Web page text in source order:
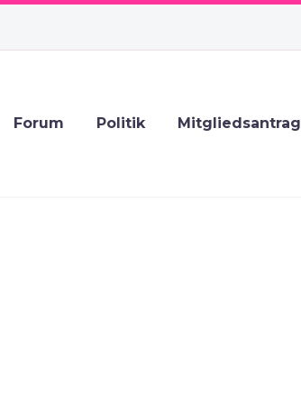
Forum Politik Mitgliedsantrag